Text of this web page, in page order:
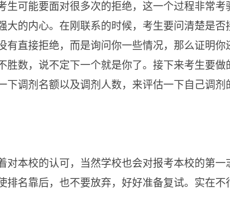
生可能要面对很多次的拒绝，这一个过程非常
大的内心。在刚联系的时候，考生要问清楚是
有直接拒绝，而是询问你一些情况，那么证明
数，说不定下一个就是你了。接下来考生要做
调剂名额以及调剂人数，来评估一下自己调剂
对本校的认可，当然学校也会对报考本校的第
名靠后，也不要放弃，好好准备复试。实在不